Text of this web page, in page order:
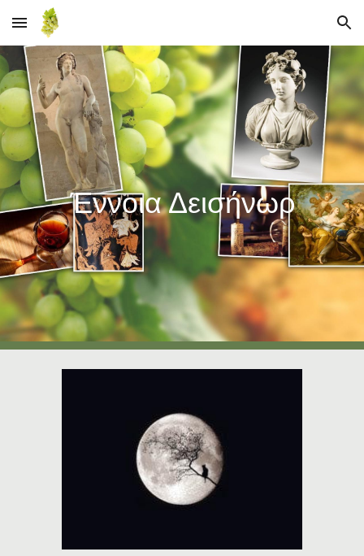
Skip to main content Skip to navigation
Έννοια Δεισήνωρ